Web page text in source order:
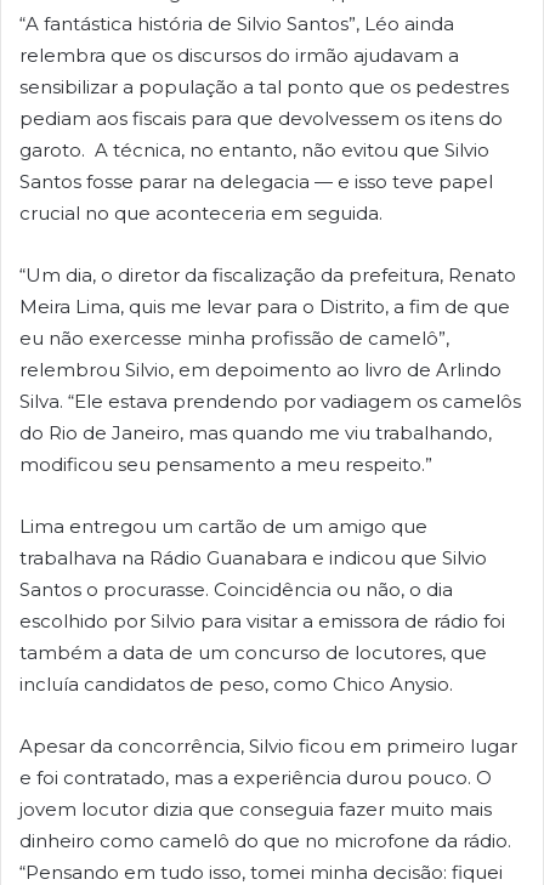
“A fantástica história de Silvio Santos”, Léo ainda
relembra que os discursos do irmão ajudavam a
sensibilizar a população a tal ponto que os pedestres
pediam aos fiscais para que devolvessem os itens do
garoto. A técnica, no entanto, não evitou que Silvio
Santos fosse parar na delegacia — e isso teve papel
crucial no que aconteceria em seguida.
“Um dia, o diretor da fiscalização da prefeitura, Renato
Meira Lima, quis me levar para o Distrito, a fim de que
eu não exercesse minha profissão de camelô”,
relembrou Silvio, em depoimento ao livro de Arlindo
Silva. “Ele estava prendendo por vadiagem os camelôs
do Rio de Janeiro, mas quando me viu trabalhando,
modificou seu pensamento a meu respeito.”
Lima entregou um cartão de um amigo que
trabalhava na Rádio Guanabara e indicou que Silvio
Santos o procurasse. Coincidência ou não, o dia
escolhido por Silvio para visitar a emissora de rádio foi
também a data de um concurso de locutores, que
incluía candidatos de peso, como Chico Anysio.
Apesar da concorrência, Silvio ficou em primeiro lugar
e foi contratado, mas a experiência durou pouco. O
jovem locutor dizia que conseguia fazer muito mais
dinheiro como camelô do que no microfone da rádio.
“Pensando em tudo isso, tomei minha decisão: fiquei